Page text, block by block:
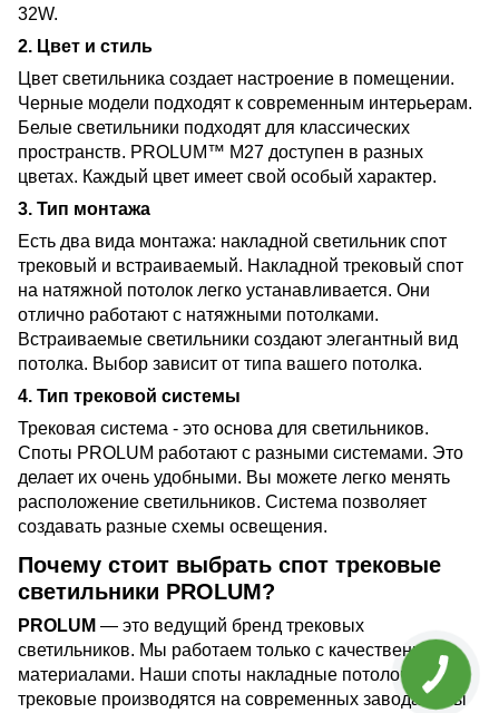
32W.
2. Цвет и стиль
Цвет светильника создает настроение в помещении.
Черные модели подходят к современным интерьерам.
Белые светильники подходят для классических
пространств. PROLUM™ M27 доступен в разных
цветах. Каждый цвет имеет свой особый характер.
3. Тип монтажа
Есть два вида монтажа: накладной светильник спот
трековый и встраиваемый. Накладной трековый спот
на натяжной потолок легко устанавливается. Они
отлично работают с натяжными потолками.
Встраиваемые светильники создают элегантный вид
потолка. Выбор зависит от типа вашего потолка.
4. Тип трековой системы
Трековая система - это основа для светильников.
Споты PROLUM работают с разными системами. Это
делает их очень удобными. Вы можете легко менять
расположение светильников. Система позволяет
создавать разные схемы освещения.
Почему стоит выбрать спот трековые
светильники PROLUM?
PROLUM — это ведущий бренд трековых
светильников. Мы работаем только с качественными
материалами. Наши споты накладные потолочные
трековые производятся на современных заводах. Мы